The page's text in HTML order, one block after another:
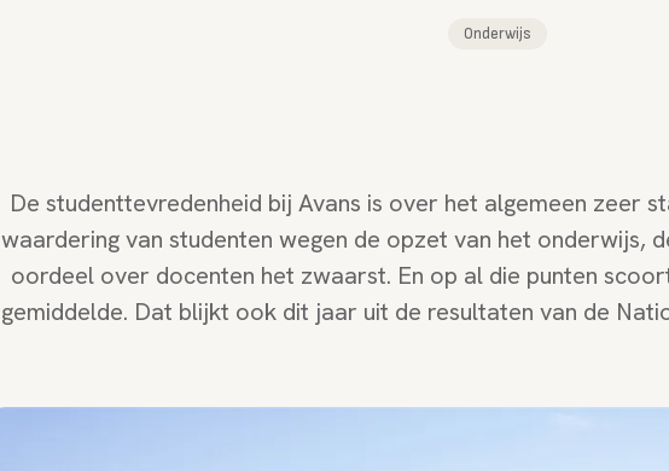
Onderwijs
De studenttevredenheid bij Avans is over het algemeen zeer
waardering van studenten wegen de opzet van het onderwijs,
oordeel over docenten het zwaarst. En op al die punten
gemiddelde. Dat blijkt ook dit jaar uit de resultaten van de